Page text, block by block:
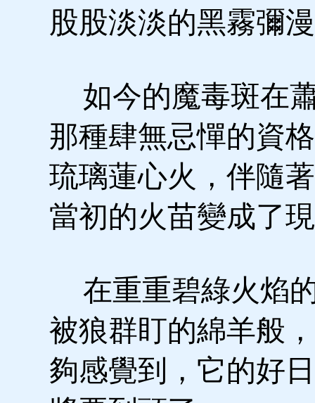
股股淡淡的黑霧彌
如今的魔毒斑在
那種肆無忌憚的資
琉璃蓮心火，伴隨
當初的火苗變成了
在重重碧綠火焰
被狼群盯的綿羊般
夠感覺到，它的好